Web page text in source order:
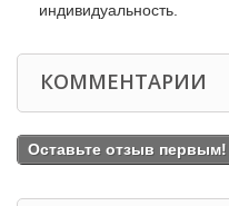
индивидуальность.
КОММЕНТАРИИ
Оставьте отзыв первым!